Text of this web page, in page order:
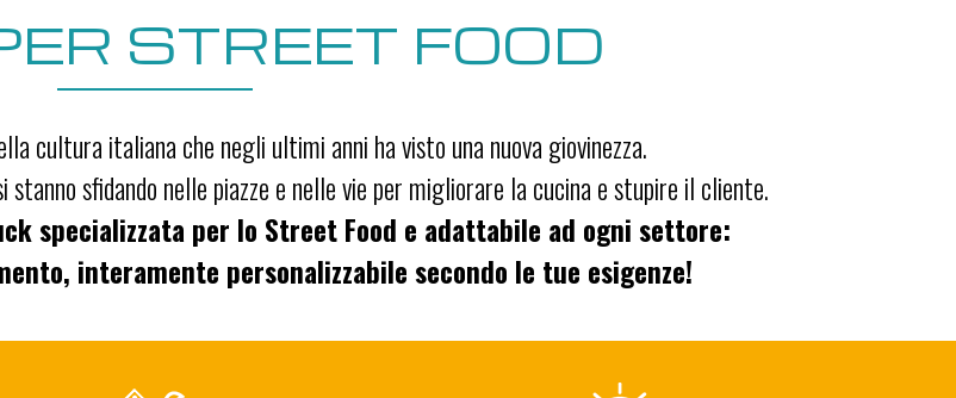
STREET FOOD
cultura italiana che negli ultimi anni ha visto una nuova giovinezza.
sfidando nelle piazze e nelle vie per migliorare la cucina e stupire il cliente.
specializzata per lo Street Food e adattabile ad ogni settore:
interamente personalizzabile secondo le tue esigenze!